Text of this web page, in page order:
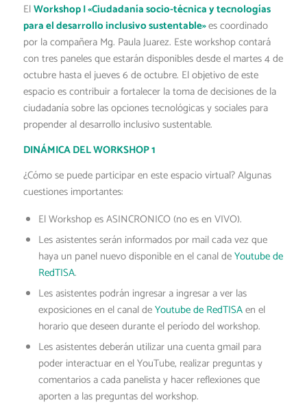
ElWorkshop I «Ciudadanía socio-técnica y tecnologías
para el desarrollo inclusivo sustentable»es coordinado
por la compañera Mg. Paula Juarez. Este workshop contará
con tres paneles que estarán disponibles desde el martes 4 de
octubre hasta el jueves 6 de octubre. El objetivo de este
espacio es contribuir a fortalecer la toma de decisiones de la
ciudadanía sobre las opciones tecnológicas y sociales para
propender al desarrollo inclusivo sustentable.
DINÁMICA DEL WORKSHOP 1
¿Cómo se puede participar en este espacio virtual? Algunas
cuestiones importantes:
El Workshop es ASINCRONICO (no es en VIVO).
Les asistentes serán informados por mail cada vez que
haya un panel nuevo disponible en el canal deYoutube de
RedTISA.
Les asistentes podrán ingresar a ingresar a ver las
exposiciones en el canal deYoutube de RedTISAen el
horario que deseen durante el período del workshop.
Les asistentes deberán utilizar una cuenta gmail para
poder interactuar en el YouTube, realizar preguntas y
comentarios a cada panelista y hacer reflexiones que
aporten a las preguntas del workshop.